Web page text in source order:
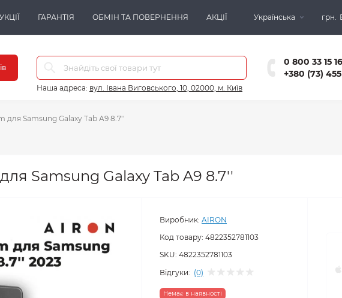
ГАРАНТІЯ ОБМІН ТА ПОВЕРНЕННЯ АКЦІЇ Українська грн.
Наша адреса: вул. Івана Виговського, 10, 02000, м. Київ
0 800 33 15 16
+380 (73)
для Samsung Galaxy Tab A9 8.7''
Samsung Galaxy Tab A9 8.7''
Виробник: AIRON
Код товару: 4822352781103
SKU: 4822352781103
Відгуки: (0)
Немає в наявності